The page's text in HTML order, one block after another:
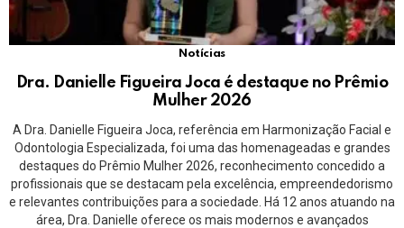
Notícias
Dra. Danielle Figueira Joca é destaque no Prêmio
Mulher 2026
A Dra. Danielle Figueira Joca, referência em Harmonização Facial e
Odontologia Especializada, foi uma das homenageadas e grandes
destaques do Prêmio Mulher 2026, reconhecimento concedido a
profissionais que se destacam pela excelência, empreendedorismo
e relevantes contribuições para a sociedade. Há 12 anos atuando na
área, Dra. Danielle oferece os mais modernos e avançados